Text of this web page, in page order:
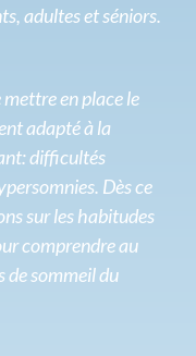
adultes et séniors.
en place le
adapté à la
difficultés
Dès ce
sur les habitudes
comprendre au
de sommeil du